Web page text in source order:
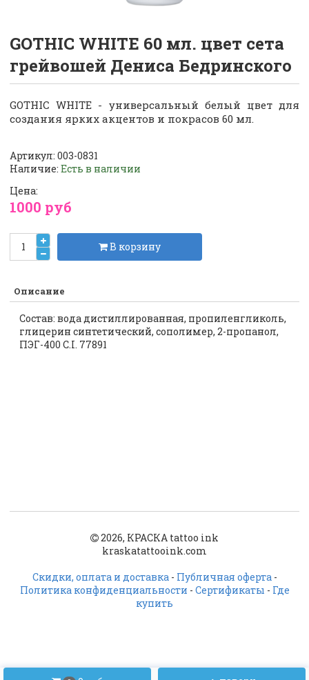
GOTHIC WHITE 60 мл. цвет сета
грейвошей Дениса Бедринского
GOTHIC WHITE - универсальный белый цвет для
создания ярких акцентов и покрасов 60 мл.
Артикул: 003-0831
Наличие: Есть в наличии
Цена:
1000 руб
В корзину
Описание
Состав: вода дистиллированная, пропиленгликоль,
глицерин синтетический, сополимер, 2-пропанол,
ПЭГ-400 C.I. 77891
2026, КРАСКА tattoo ink
kraskatattooink.com
Скидки, оплата и доставка- Публичная оферта-
Политика конфиденциальности - Сертификаты - Где
купить